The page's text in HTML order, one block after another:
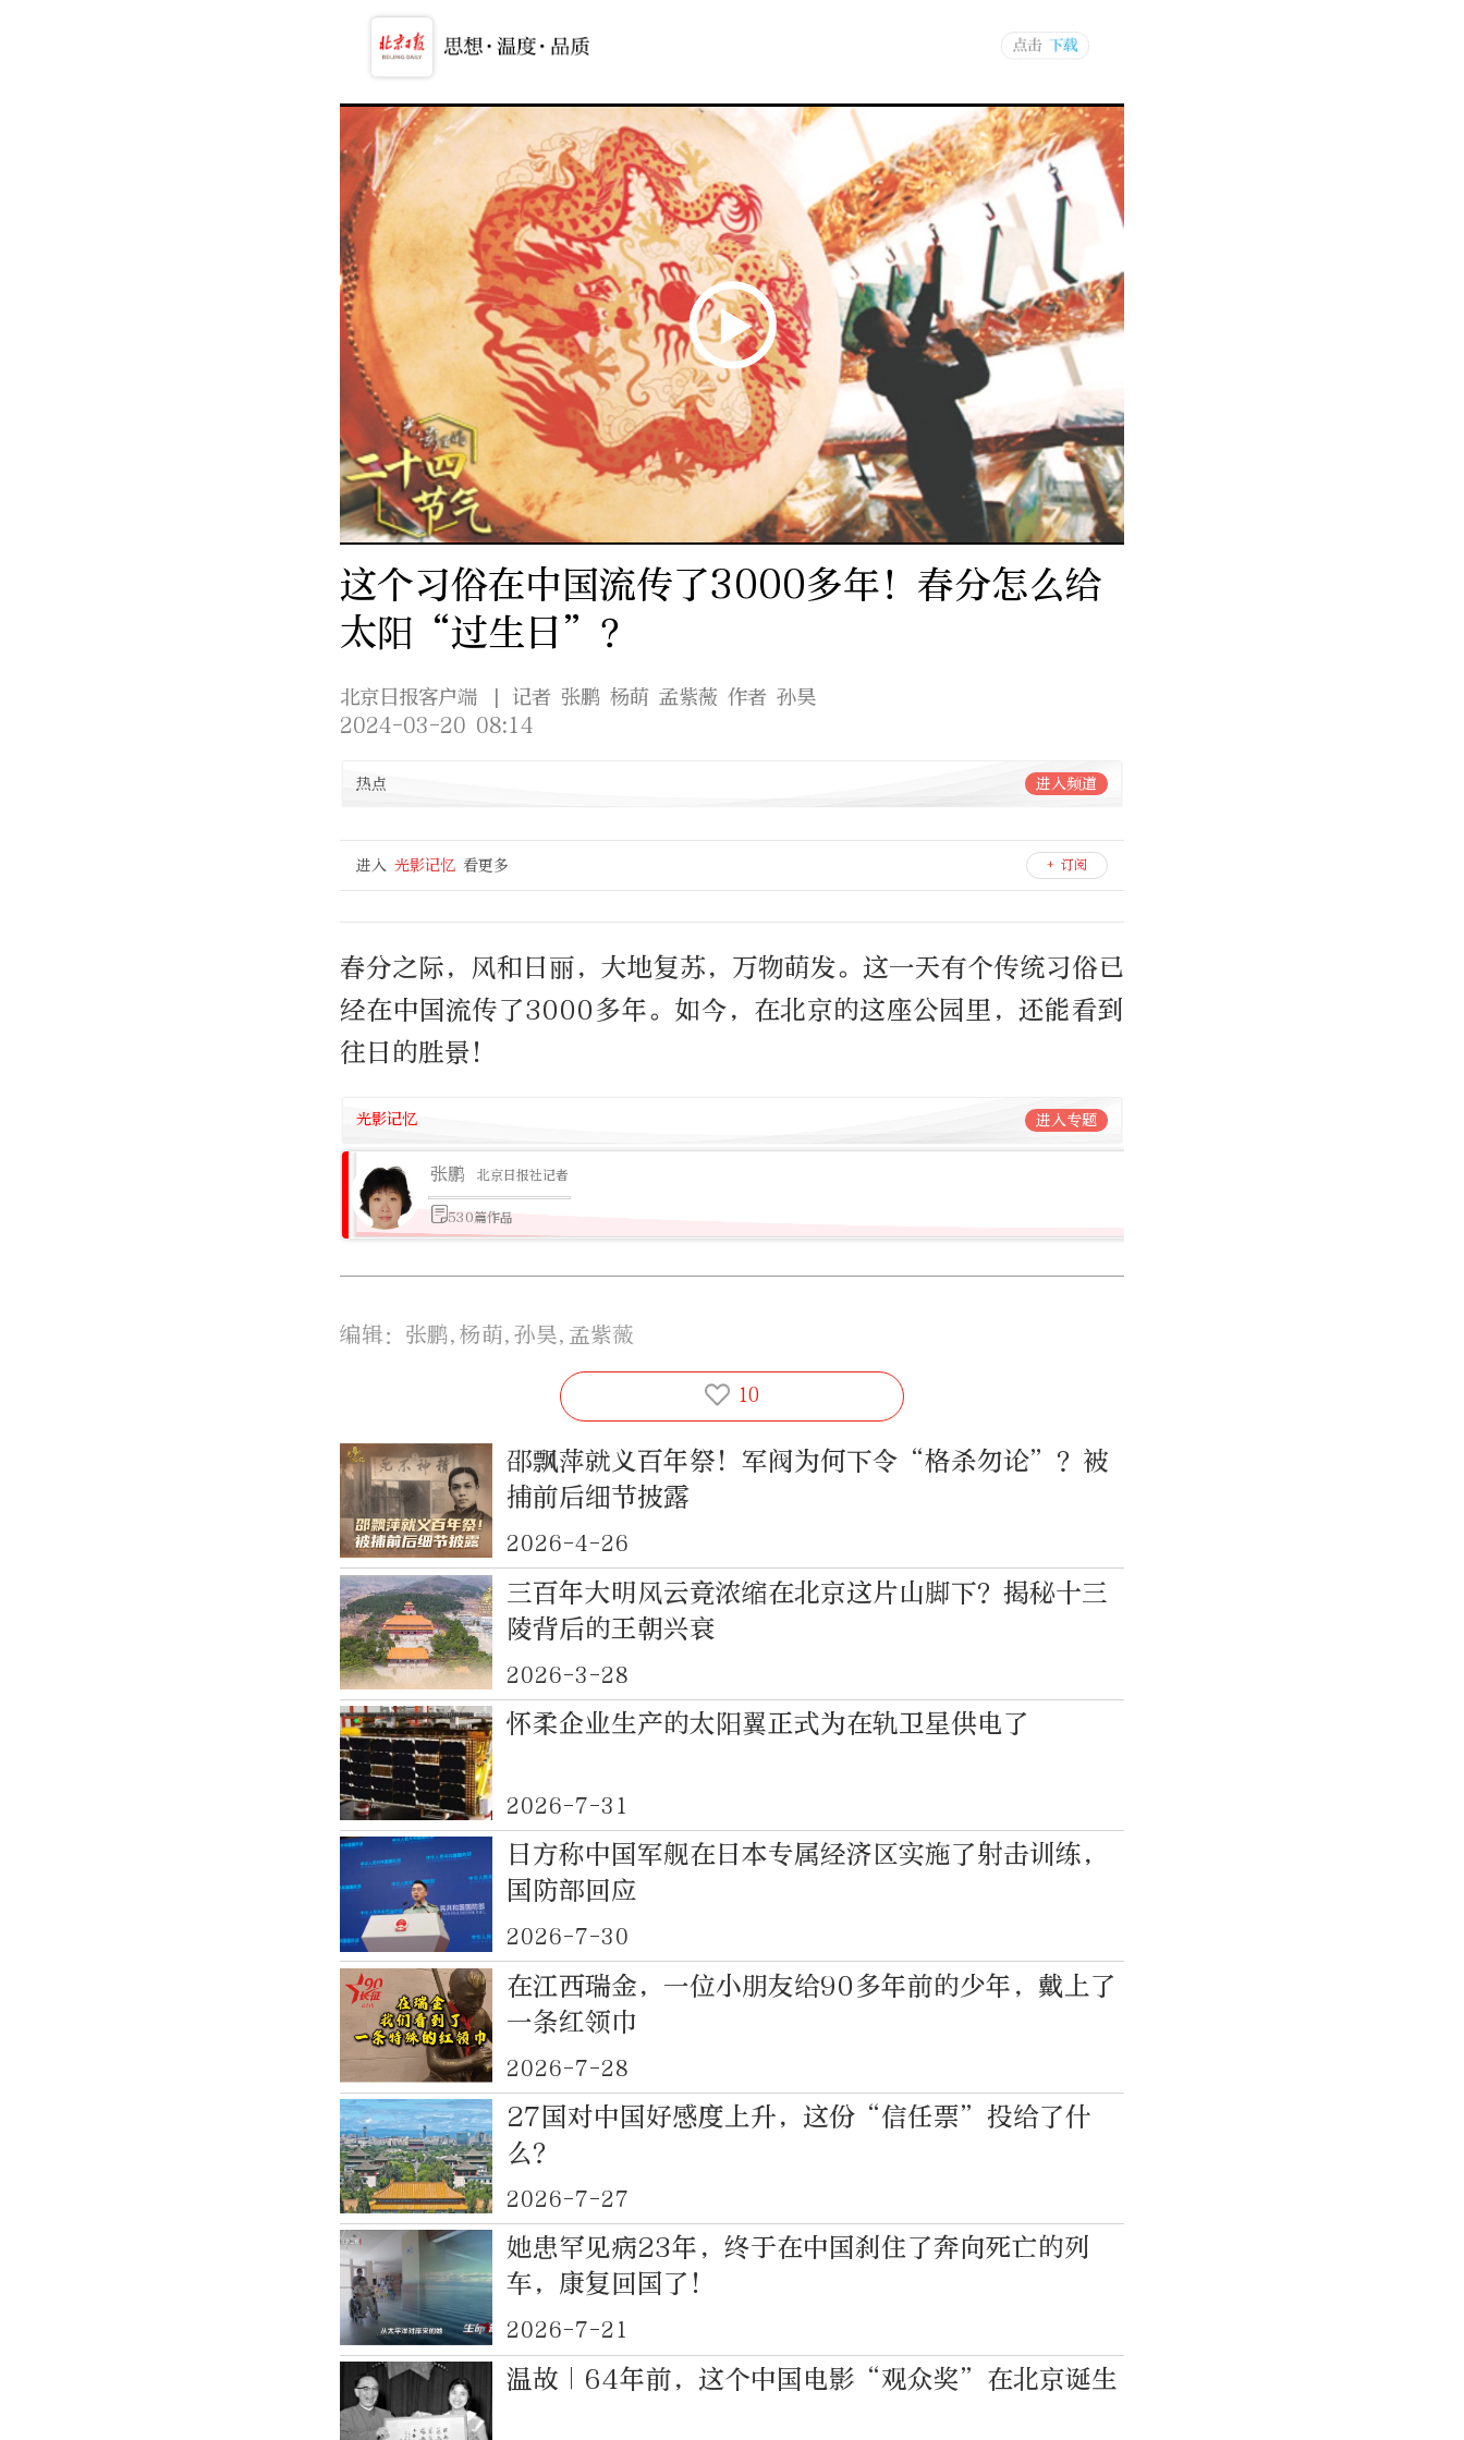
这个习俗在中国流传了3000多年！春分怎么给
太阳“过生日”？
北京日报客户端
| 记者 张鹏 杨萌 孟紫薇 作者 孙昊
2024-03-20 08:14
热点 进入频道
进入 光影记忆 看更多 + 订阅
春分之际，风和日丽，大地复苏，万物萌发。这一天有个传统习俗已
经在中国流传了3000多年。如今，在北京的这座公园里，还能看到
往日的胜景！
光影记忆 进入专题
张鹏 北京日报社记者
530篇作品
编辑：张鹏,杨萌,孙昊,孟紫薇
10
邵飘萍就义百年祭！军阀为何下令“格杀勿论”？被
捕前后细节披露
2026-4-26
三百年大明风云竟浓缩在北京这片山脚下？揭秘十三
陵背后的王朝兴衰
2026-3-28
怀柔企业生产的太阳翼正式为在轨卫星供电了
2026-7-31
日方称中国军舰在日本专属经济区实施了射击训练，
国防部回应
2026-7-30
在江西瑞金，一位小朋友给90多年前的少年，戴上了
一条红领巾
2026-7-28
27国对中国好感度上升，这份“信任票”投给了什
么？
2026-7-27
她患罕见病23年，终于在中国刹住了奔向死亡的列
车，康复回国了！
2026-7-21
温故｜64年前，这个中国电影“观众奖”在北京诞生